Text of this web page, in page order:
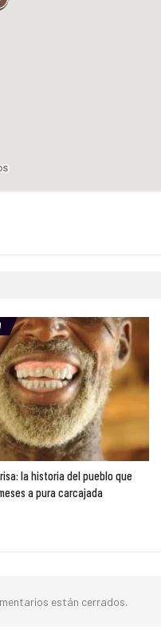
la historia del pueblo que
a pura carcajada
están cerrados.